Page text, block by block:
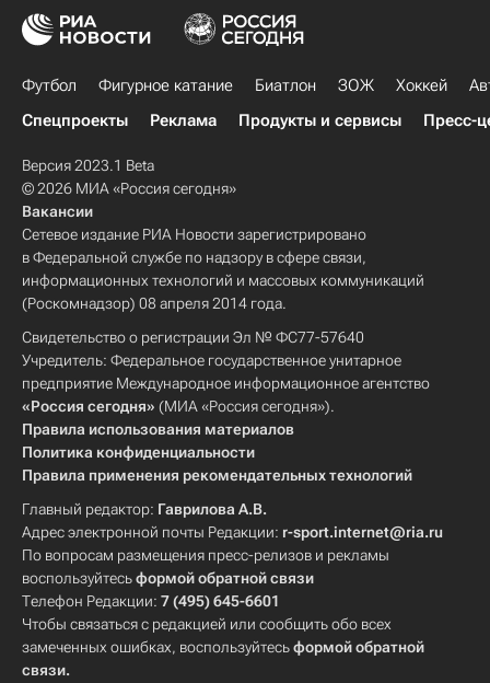
Футбол Фигурное катание Биатлон ЗОЖ Хоккей
Спецпроекты
Реклама Продукты и сервисы Пресс-
Версия 2023.1 Beta
© 2026 МИА «Россия сегодня»
Вакансии
Сетевое издание РИА Новости зарегистрировано
в Федеральной службе по надзору в сфере связи,
информационных технологий и массовых коммуникаций
(Роскомнадзор) 08 апреля 2014 года.
Свидетельство о регистрации Эл № ФС77-57640
Учредитель: Федеральное государственное унитарное
предприятие Международное информационное агентство
«Россия сегодня» (МИА «Россия сегодня»).
Правила использования материалов
Политика конфиденциальности
Правила применения рекомендательных технологий
Главный редактор: Гаврилова А.В.
Адрес электронной почты Редакции: r-sport.internet@ria.ru
По вопросам размещения пресс-релизов и рекламы
воспользуйтесьформой обратной связи
Телефон Редакции: 7 (495) 645-6601
Чтобы связаться с редакцией или сообщить обо всех
замеченных ошибках, воспользуйтесьформой обратной
связи.